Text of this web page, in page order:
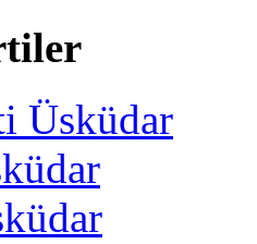
Üsküdar